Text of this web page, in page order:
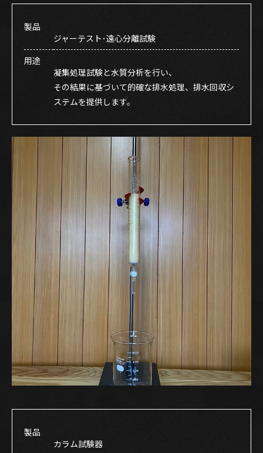
製品
ジャーテスト･遠心分離試験
用途
凝集処理試験と水質分析を行い、
その結果に基づいて的確な排水処理、排水回収シ
ステムを提供します。
製品
カラム試験器